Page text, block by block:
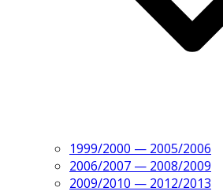
1999/2000 — 2005/2006
2006/2007 — 2008/2009
2009/2010 — 2012/2013